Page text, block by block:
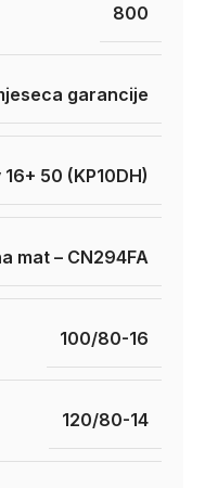
800
garancije
50 (KP10DH)
mat – CN294FA
100/80-16
120/80-14